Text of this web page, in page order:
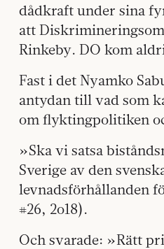
dådkraft under sina
att
Rinkeby. DO kom
Fast i det Nyamko
antydan till vad som
om flyktingpolitiken
»Ska vi satsa
Sverige av den
levnadsförhållanden
#26, 2o18).
Och svarade: »Rätt